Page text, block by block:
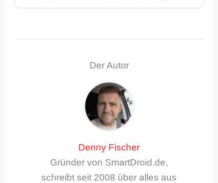
Der Autor
Denny Fischer
Gründer von SmartDroid.de,
schreibt seit 2008 über alles aus